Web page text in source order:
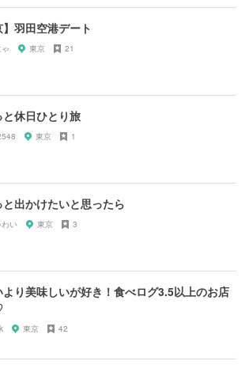
】羽田空港デート
東京 21
休日ひとり旅
東京 1
と出かけたいと思ったら
い 東京 3
より美味しいが好き！食べログ3.5以上のお店
東京 42